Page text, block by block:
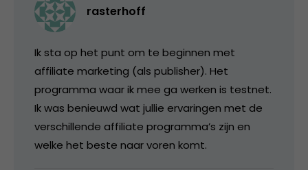
rasterhoff
Ik sta op het punt om te beginnen met
affiliate marketing (als publisher). Het
programma waar ik mee ga werken is testnet.
Ik was benieuwd wat jullie ervaringen met de
verschillende affiliate programma’s zijn en
welke het beste naar voren komt.